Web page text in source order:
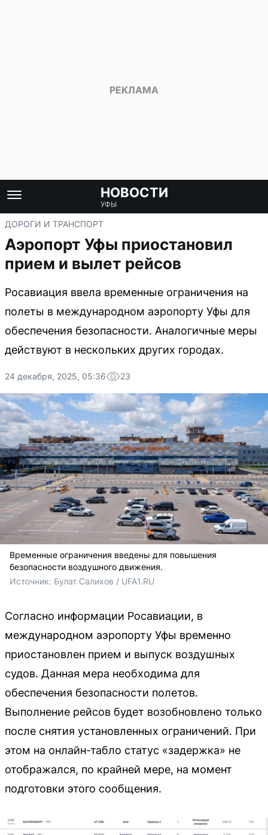
НОВОСТИ
УФЫ
ДОРОГИ И ТРАНСПОРТ
Аэропорт Уфы приостановил
прием и вылет рейсов
Росавиация ввела временные ограничения на
полеты в международном аэропорту Уфы для
обеспечения безопасности. Аналогичные меры
действуют в нескольких других городах.
24 декабря, 2025, 05:36 23
Временные ограничения введены для повышения
безопасности воздушного движения.
Источник: Булат Салихов / UFA1.RU
Согласно информации Росавиации, в
международном аэропорту Уфы временно
приостановлен прием и выпуск воздушных
судов. Данная мера необходима для
обеспечения безопасности полетов.
Выполнение рейсов будет возобновлено только
после снятия установленных ограничений. При
этом на онлайн-табло статус «задержка» не
отображался, по крайней мере, на момент
подготовки этого сообщения.